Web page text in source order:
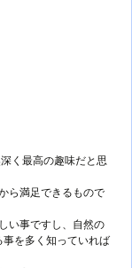
く最高の趣味だと思
ら満足できるもので
い事ですし、自然の
を多く知っていれば